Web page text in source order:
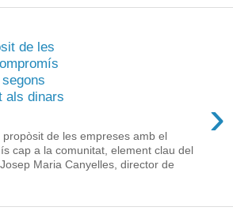
de les
als dinars
›
propòsit de les empreses amb el
cap a la comunitat, element clau del
Maria Canyelles, director de